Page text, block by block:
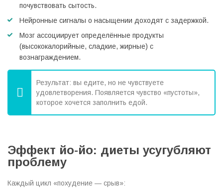
почувствовать сытость.
Нейронные сигналы о насыщении доходят с задержкой.
Мозг ассоциирует определённые продукты
(высококалорийные, сладкие, жирные) с
вознаграждением.
Результат: вы едите, но не чувствуете
удовлетворения. Появляется чувство «пустоты»,
которое хочется заполнить едой.
Эффект йо-йо: диеты усугубляют
проблему
Каждый цикл «похудение — срыв»: